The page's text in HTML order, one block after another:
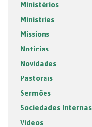
Ministérios
Ministries
Missions
Notícias
Novidades
Pastorais
Sermões
Sociedades Internas
Vídeos